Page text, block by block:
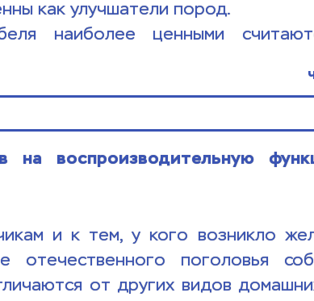
ценны как улучшатели пород.
наиболее ценными
на воспроизводительную
и к тем, у кого возникло
отечественного поголовья
от других видов